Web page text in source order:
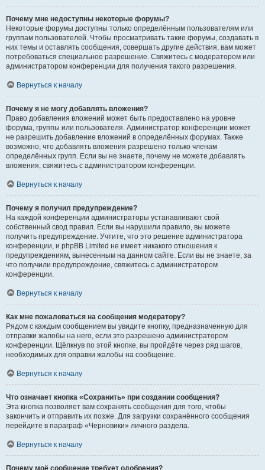
Почему мне недоступны некоторые форумы?
Некоторые форумы доступны только определённым пользователям или
группам пользователей. Чтобы просматривать такие форумы, создавать в
них темы и оставлять сообщения, совершать другие действия, вам может
потребоваться специальное разрешение. Свяжитесь с модератором или
администратором конференции для получения такого разрешения.
Вернуться к началу
Почему я не могу добавлять вложения?
Право добавления вложений может быть предоставлено на уровне
форума, группы или пользователя. Администратор конференции может
не разрешить добавление вложений в определённых форумах. Также
возможно, что добавлять вложения разрешено только членам
определённых групп. Если вы не знаете, почему не можете добавлять
вложения, свяжитесь с администратором конференции.
Вернуться к началу
Почему я получил предупреждение?
На каждой конференции администраторы устанавливают свой
собственный свод правил. Если вы нарушили правило, вы можете
получить предупреждение. Учтите, что это решение администратора
конференции, и phpBB Limited не имеет никакого отношения к
предупреждениям, вынесенным на данном сайте. Если вы не знаете, за
что получили предупреждение, свяжитесь с администратором
конференции.
Вернуться к началу
Как мне пожаловаться на сообщения модератору?
Рядом с каждым сообщением вы увидите кнопку, предназначенную для
отправки жалобы на него, если это разрешено администратором
конференции. Щёлкнув по этой кнопке, вы пройдёте через ряд шагов,
необходимых для оправки жалобы на сообщение.
Вернуться к началу
Что означает кнопка «Сохранить» при создании сообщения?
Эта кнопка позволяет вам сохранять сообщения для того, чтобы
закончить и отправить их позже. Для загрузки сохранённого сообщения
перейдите в параграф «Черновики» личного раздела.
Вернуться к началу
Почему моё сообщение требует одобрения?